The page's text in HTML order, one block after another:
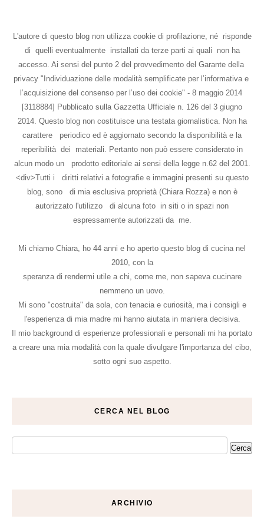
L'autore di questo blog non utilizza cookie di profilazione, né risponde
di quelli eventualmente installati da terze parti ai quali non ha
accesso. Ai sensi del punto 2 del provvedimento del Garante della
privacy "Individuazione delle modalità semplificate per l’informativa e
l’acquisizione del consenso per l’uso dei cookie" - 8 maggio 2014
[3118884] Pubblicato sulla Gazzetta Ufficiale n. 126 del 3 giugno
2014. Questo blog non costituisce una testata giornalistica. Non ha
carattere periodico ed è aggiornato secondo la disponibilità e la
reperibilità dei materiali. Pertanto non può essere considerato in
alcun modo un prodotto editoriale ai sensi della legge n.62 del 2001.
<div>Tutti i diritti relativi a fotografie e immagini presenti su questo
blog, sono di mia esclusiva proprietà (Chiara Rozza) e non è
autorizzato l'utilizzo di alcuna foto in siti o in spazi non
espressamente autorizzati da me.
Mi chiamo Chiara, ho 44 anni e ho aperto questo blog di cucina nel
2010, con la
speranza di rendermi utile a chi, come me, non sapeva cucinare
nemmeno un uovo.
Mi sono "costruita" da sola, con tenacia e curiosità, ma i consigli e
l'esperienza di mia madre mi hanno aiutata in maniera decisiva.
Il mio background di esperienze professionali e personali mi ha portato
a creare una mia modalità con la quale divulgare l'importanza del cibo,
sotto ogni suo aspetto.
CERCA NEL BLOG
ARCHIVIO